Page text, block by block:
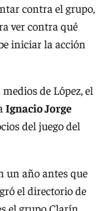
contra el grupo,
ver contra qué
iniciar la acción
de López, el
Ignacio Jorge
del juego del
un año antes que
el directorio de